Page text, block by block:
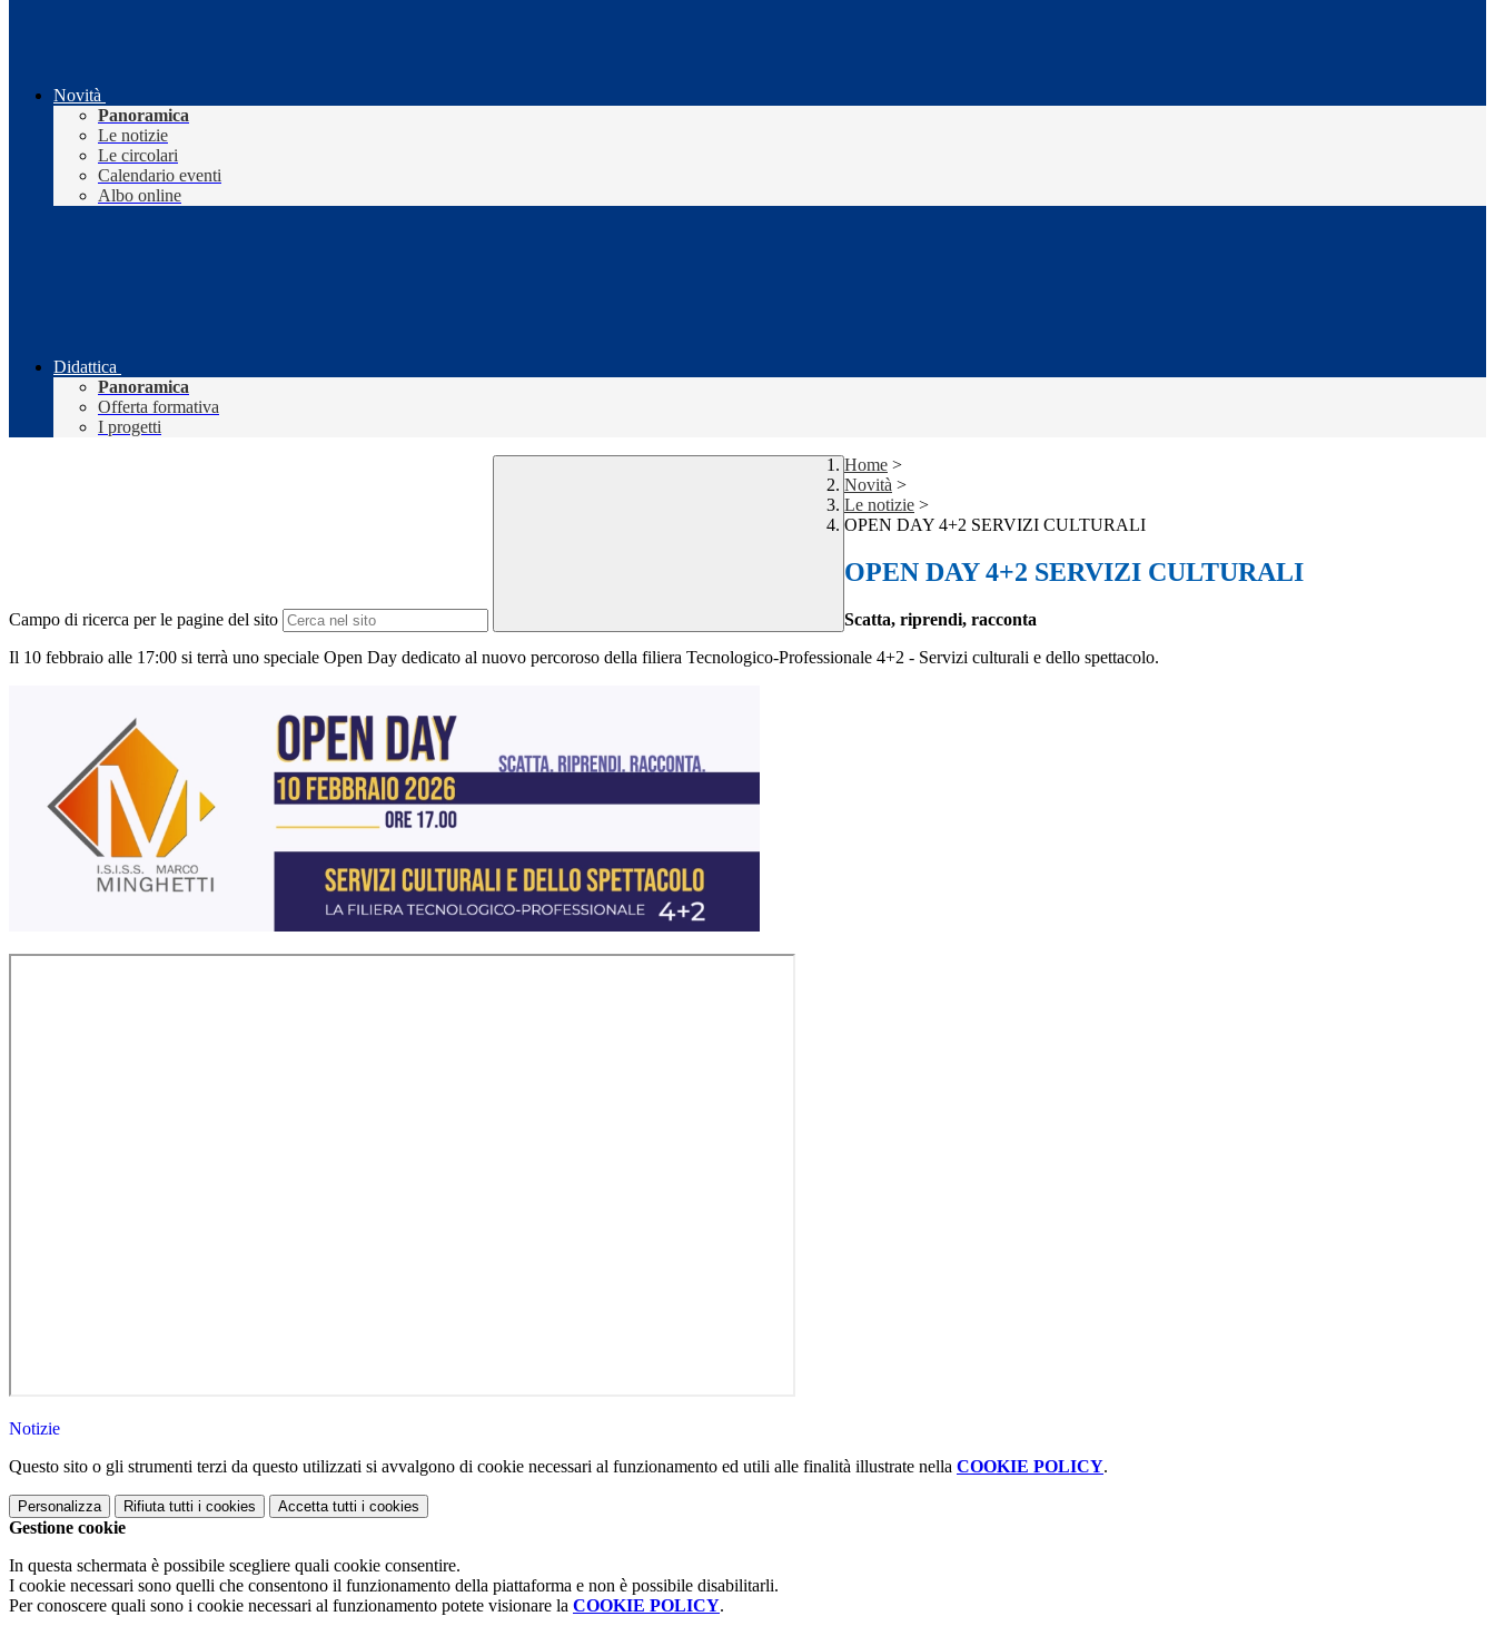
Novità
Panoramica
Le notizie
Le circolari
Calendario eventi
Albo online
Didattica
Panoramica
Offerta formativa
I progetti
Campo di ricerca per le pagine del sito
Home >
Novità >
Le notizie >
OPEN DAY 4+2 SERVIZI CULTURALI
OPEN DAY 4+2 SERVIZI CULTURALI
Scatta, riprendi, racconta
Il 10 febbraio alle 17:00 si terrà uno speciale Open Day dedicato al nuovo percoroso della filiera Tecnologico-Professionale 4+2 - Servizi culturali e dello spettacolo.
Notizie
Questo sito o gli strumenti terzi da questo utilizzati si avvalgono di cookie necessari al funzionamento ed utili alle finalità illustrate nella COOKIE POLICY.
Personalizza Rifiuta tutti i cookies Accetta tutti i cookies
Gestione cookie
In questa schermata è possibile scegliere quali cookie consentire.
I cookie necessari sono quelli che consentono il funzionamento della piattaforma e non è possibile disabilitarli.
Per conoscere quali sono i cookie necessari al funzionamento potete visionare la COOKIE POLICY.